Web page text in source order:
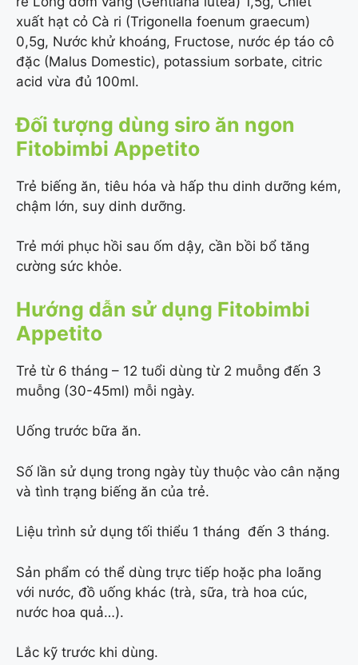
xuất hạt cỏ Cà ri (Trigonella foenum graecum)
0,5g, Nước khử khoáng, Fructose, nước ép táo cô
đặc (Malus Domestic), potassium sorbate, citric
acid vừa đủ 100ml.
Đối tượng dùng siro ăn ngon
Fitobimbi Appetito
Trẻ biếng ăn, tiêu hóa và hấp thu dinh dưỡng kém,
chậm lớn, suy dinh dưỡng.
Trẻ mới phục hồi sau ốm dậy, cần bồi bổ tăng
cường sức khỏe.
Hướng dẫn sử dụng Fitobimbi
Appetito
Trẻ từ 6 tháng – 12 tuổi dùng từ 2 muỗng đến 3
muỗng (30-45ml) mỗi ngày.
Uống trước bữa ăn.
Số lần sử dụng trong ngày tùy thuộc vào cân nặng
và tình trạng biếng ăn của trẻ.
Liệu trình sử dụng tối thiểu 1 tháng đến 3 tháng.
Sản phẩm có thể dùng trực tiếp hoặc pha loãng
với nước, đồ uống khác (trà, sữa, trà hoa cúc,
nước hoa quả…).
Lắc kỹ trước khi dùng.